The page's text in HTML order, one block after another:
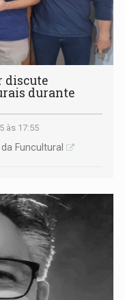
discute
durante
às 17:55
Funcultural